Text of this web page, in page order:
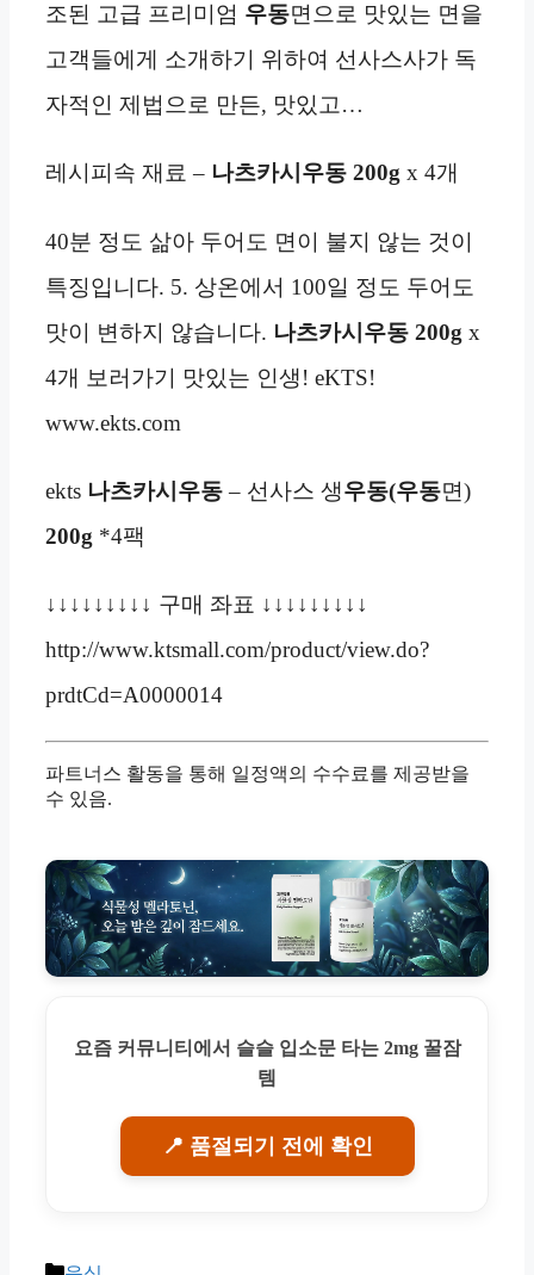
조된 고급 프리미엄 우동면으로 맛있는 면을
고객들에게 소개하기 위하여 선사스사가 독
자적인 제법으로 만든, 맛있고…
레시피속 재료 – 나츠카시우동 200g x 4개
40분 정도 삶아 두어도 면이 불지 않는 것이
특징입니다. 5. 상온에서 100일 정도 두어도
맛이 변하지 않습니다. 나츠카시우동 200g x
4개 보러가기 맛있는 인생! eKTS!
www.ekts.com
ekts 나츠카시우동– 선사스 생우동(우동면)
200g *4팩
↓↓↓↓↓↓↓↓↓ 구매 좌표 ↓↓↓↓↓↓↓↓↓
http://www.ktsmall.com/product/view.do?
prdtCd=A0000014
파트너스 활동을 통해 일정액의 수수료를 제공받을
수 있음.
요즘 커뮤니티에서 슬슬 입소문 타는 2mg 꿀잠
템
📍 품절되기 전에 확인
Categories